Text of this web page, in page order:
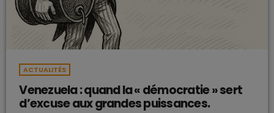
ACTUALITÉS
Venezuela : quand la « démocratie » sert
d’excuse aux grandes puissances.